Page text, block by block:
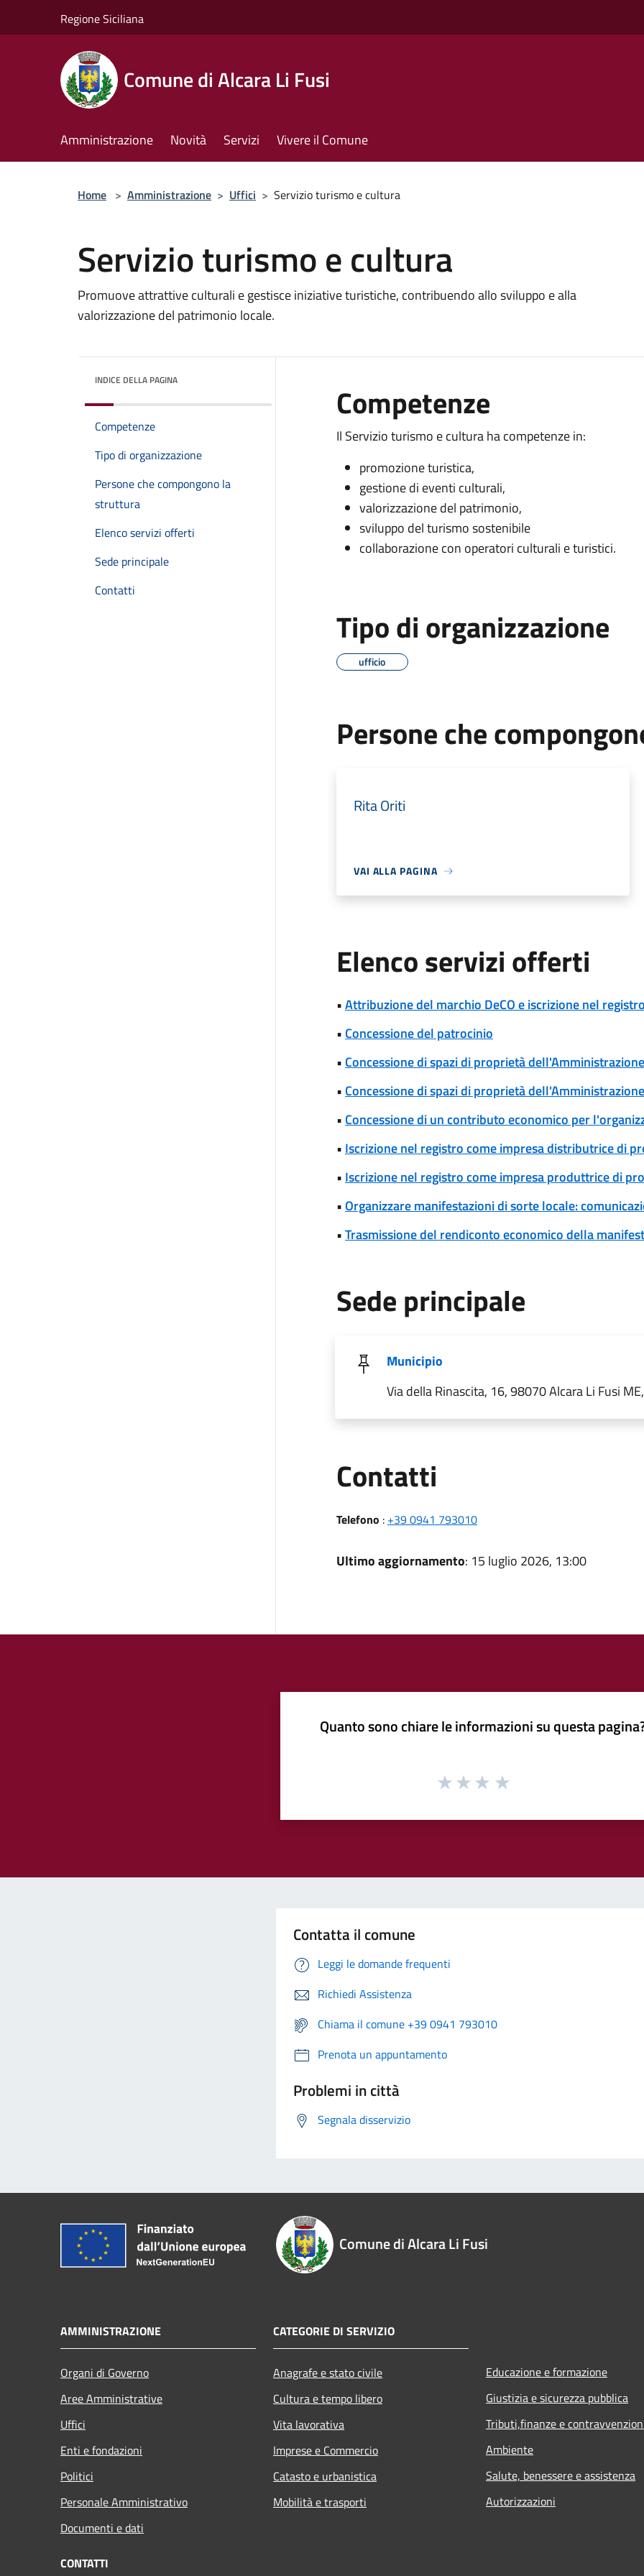
Regione Siciliana
Comune di Alcara Li Fusi
Amministrazione Novità Servizi Vivere il Comune
Home > Amministrazione > Uffici > Servizio turismo e cultura
Servizio turismo e cultura
Promuove attrattive culturali e gestisce iniziative turistiche, contribuendo allo sviluppo e alla
valorizzazione del patrimonio locale.
INDICE DELLA PAGINA
Competenze
Tipo di organizzazione
Persone che compongono la
struttura
Elenco servizi offerti
Sede principale
Contatti
Competenze
Il Servizio turismo e cultura ha competenze in:
promozione turistica,
gestione di eventi culturali,
valorizzazione del patrimonio,
sviluppo del turismo sostenibile
collaborazione con operatori culturali e turistici.
Tipo di organizzazione
ufficio
Persone che
Rita Oriti
VAI ALLA PAGINA
Elenco servizi offerti
•Attribuzione del marchio DeCO e iscrizione nel
• Concessione del patrocinio
• Concessione di spazi di proprietà
• Concessione di spazi di proprietà
• Concessione di un contributo economico per
• Iscrizione nel registro come impresa distributrice di
• Iscrizione nel registro come impresa produttrice di
•Organizzare manifestazioni di sorte locale:
•Trasmissione del rendiconto economico della
Sede principale
Municipio
Via della Rinascita, 16, 98070 Alcara Li Fusi
Contatti
Telefono : +39 0941 793010
Ultimo aggiornamento: 15 luglio 2026, 13:00
Quanto sono chiare le informazioni su questa
Contatta il comune
Leggi le domande frequenti
Richiedi Assistenza
Chiama il comune +39 0941 793010
Prenota un appuntamento
Problemi in città
Segnala disservizio
Comune di Alcara Li Fusi
AMMINISTRAZIONE
Organi di Governo
Aree Amministrative
Uffici
Enti e fondazioni
Politici
Personale Amministrativo
Documenti e dati
CATEGORIE DI SERVIZIO
Anagrafe e stato civile
Cultura e tempo libero
Vita lavorativa
Imprese e Commercio
Catasto e urbanistica
Mobilità e trasporti
Educazione e formazione
Giustizia e sicurezza pubblica
Tributi,finanze e
Ambiente
Salute, benessere e assistenza
Autorizzazioni
CONTATTI